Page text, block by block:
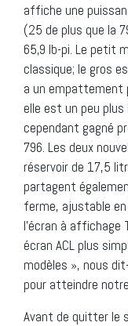
affiche une
(25 de plus que la
65,9 lb-pi. Le petit
classique; le gros
a un
elle est un peu
cependant gagné
796. Les deux
réservoir de 17,5
partagent
ferme, ajustable
l’écran à affichage
écran ACL plus
modèles », nous
pour atteindre
Avant de quitter le